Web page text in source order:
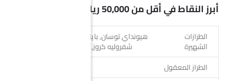
أبرز النقاط في أقل من 50,000 ريال سيارات
الطرازات
الشهيرة
شفروليه كروز, ميتسوبيشي سبيس ستار
الطراز المعقول